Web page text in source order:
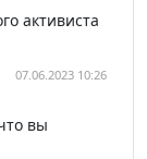
активиста
07.06.2023 10:26
вы